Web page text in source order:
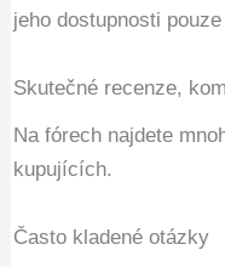
jeho dostupnosti
Skutečné recenze,
Na fórech najdete
kupujících.
Často kladené otázky